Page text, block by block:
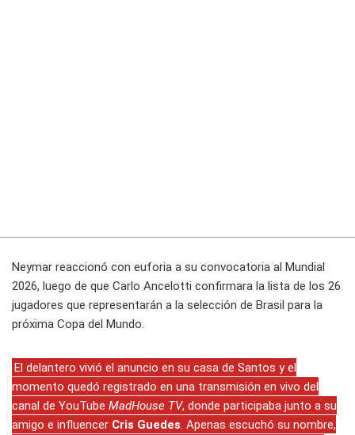
Neymar reaccionó con euforia a su convocatoria al Mundial
2026, luego de que Carlo Ancelotti confirmara la lista de los 26
jugadores que representarán a la selección de Brasil para la
próxima Copa del Mundo.
El delantero vivió el anuncio en su casa de Santos y el
momento quedó registrado en una transmisión en vivo del
canal de YouTube MadHouse TV, donde participaba junto a su
amigo e influencer Cris Guedes . Apenas escuchó su nombre,